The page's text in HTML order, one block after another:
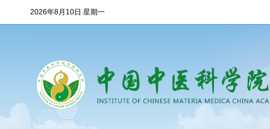
2026年8月10日 星期一